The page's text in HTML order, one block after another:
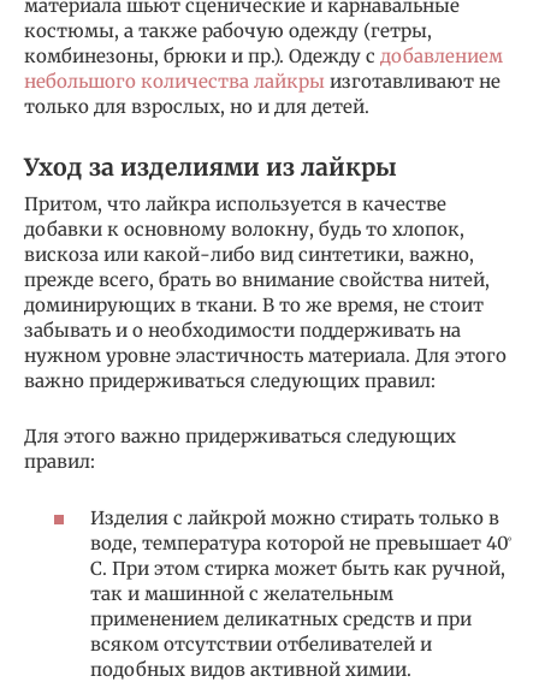
материала шьют сценические и карнавальные
костюмы, а также рабочую одежду (гетры,
комбинезоны, брюки и пр.). Одежду с добавлением
небольшого количества лайкры изготавливают не
только для взрослых, но и для детей.
Уход за изделиями из лайкры
Притом, что лайкра используется в качестве
добавки к основному волокну, будь то хлопок,
вискоза или какой-либо вид синтетики, важно,
прежде всего, брать во внимание свойства нитей,
доминирующих в ткани. В то же время, не стоит
забывать и о необходимости поддерживать на
нужном уровне эластичность материала. Для этого
важно придерживаться следующих правил:
Для этого важно придерживаться следующих
правил:
Изделия с лайкрой можно стирать только в
воде, температура которой не превышает 40 ̊
C. При этом стирка может быть как ручной,
так и машинной с желательным
применением деликатных средств и при
всяком отсутствии отбеливателей и
подобных видов активной химии.